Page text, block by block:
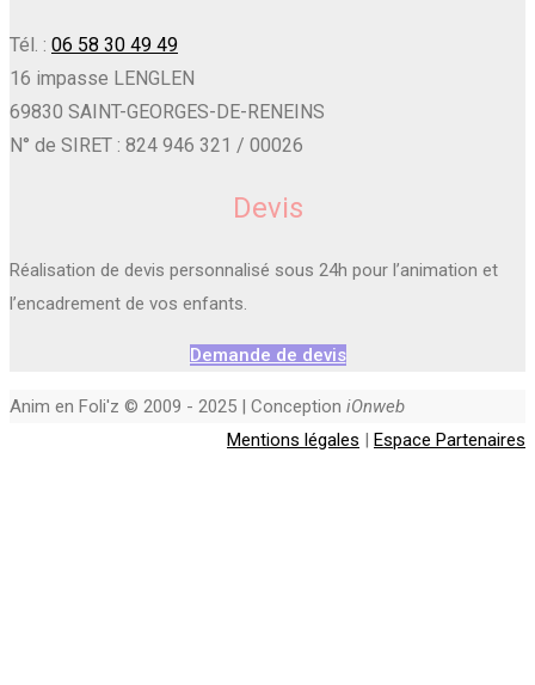
Tél. : 06 58 30 49 49
16 impasse LENGLEN
69830 SAINT-GEORGES-DE-RENEINS
N° de SIRET : 824 946 321 / 00026
Devis
Réalisation de devis personnalisé sous 24h pour l’animation et
l’encadrement de vos enfants.
Demande de devis
Anim en Foli'z © 2009 - 2025 | Conception iOnweb
Mentions légales | Espace Partenaires